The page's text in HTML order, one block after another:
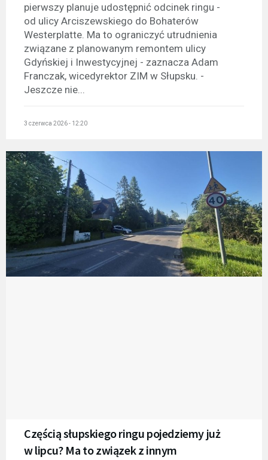
pierwszy planuje udostępnić odcinek ringu -
od ulicy Arciszewskiego do Bohaterów
Westerplatte. Ma to ograniczyć utrudnienia
związane z planowanym remontem ulicy
Gdyńskiej i Inwestycyjnej - zaznacza Adam
Franczak, wicedyrektor ZIM w Słupsku. -
Jeszcze nie...
3 czerwca 2026 - 12:20
Częścią słupskiego ringu pojedziemy już
w lipcu? Ma to związek z innym